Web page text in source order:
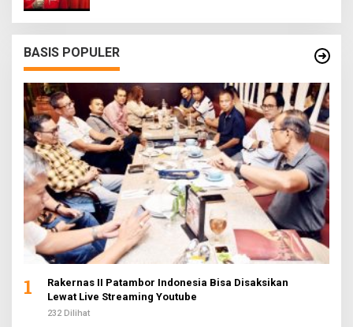
BASIS POPULER
1
Rakernas II Patambor Indonesia Bisa Disaksikan
Lewat Live Streaming Youtube
232 Dilihat